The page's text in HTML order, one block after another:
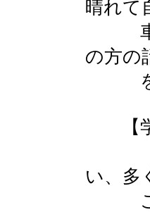
晴れて
車に
の方の
を聞
【学
二井
い、多
こと